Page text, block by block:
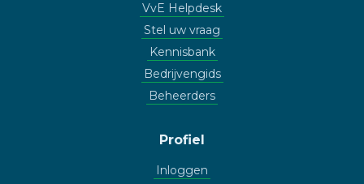
VvE Helpdesk
Stel uw vraag
Kennisbank
Bedrijvengids
Beheerders
Profiel
Inloggen